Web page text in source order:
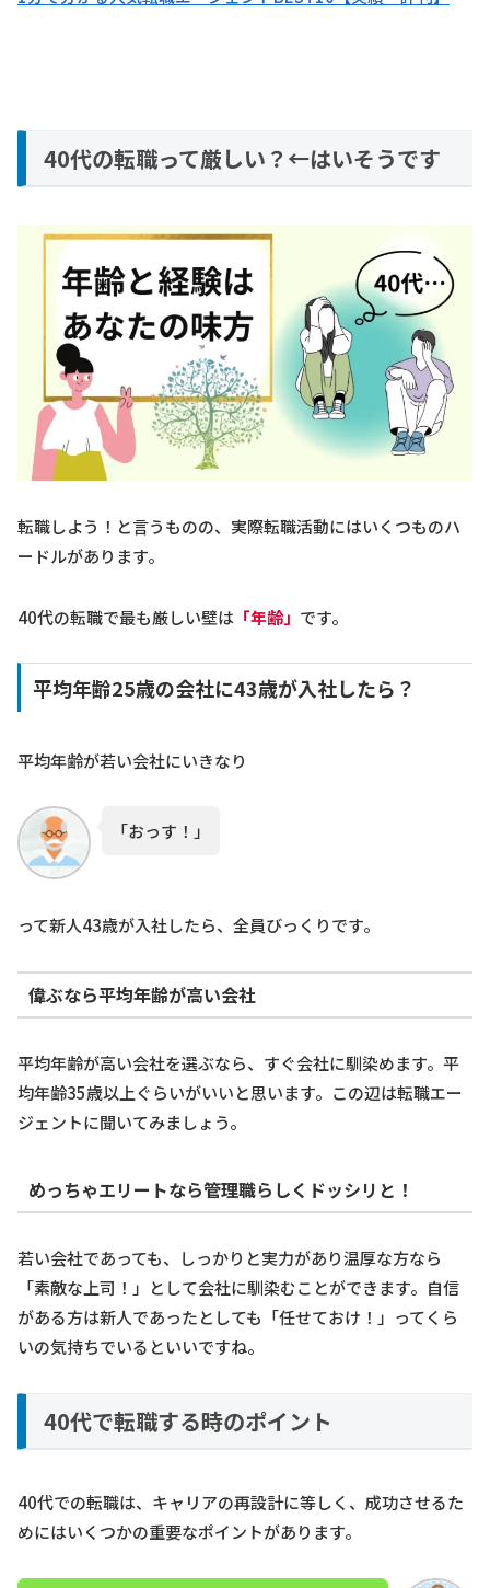
40代の転職って厳しい？←はいそうです
転職しよう！と言うものの、実際転職活動にはいくつものハ
ードルがあります。
40代の転職で最も厳しい壁は 「年齢」 です。
平均年齢25歳の会社に43歳が入社したら？
平均年齢が若い会社にいきなり
「おっす！」
って新人43歳が入社したら、全員びっくりです。
偉ぶなら平均年齢が高い会社
平均年齢が高い会社を選ぶなら、すぐ会社に馴染めます。平
均年齢35歳以上ぐらいがいいと思います。この辺は転職エー
ジェントに聞いてみましょう。
めっちゃエリートなら管理職らしくドッシリと！
若い会社であっても、しっかりと実力があり温厚な方なら
「素敵な上司！」として会社に馴染むことができます。自信
がある方は新人であったとしても「任せておけ！」ってくら
いの気持ちでいるといいですね。
40代で転職する時のポイント
40代での転職は、キャリアの再設計に等しく、成功させるた
めにはいくつかの重要なポイントがあります。